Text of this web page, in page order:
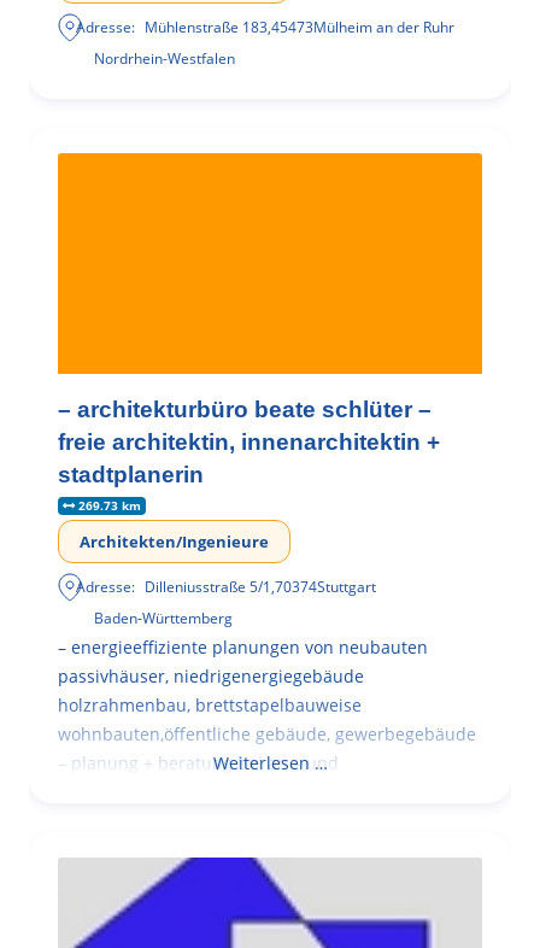
Adresse: Mühlenstraße 183,45473Mülheim an der Ruhr
Nordrhein-Westfalen
– architekturbüro beate schlüter –
freie architektin, innenarchitektin +
stadtplanerin
269.73 km
Architekten/Ingenieure
Adresse: Dilleniusstraße 5/1,70374Stuttgart
Baden-Württemberg
– energieeffiziente planungen von neubauten
passivhäuser, niedrigenergiegebäude
holzrahmenbau, brettstapelbauweise
wohnbauten,öffentliche gebäude, gewerbegebäude
– planung + beratung bei an – und
Weiterlesen …